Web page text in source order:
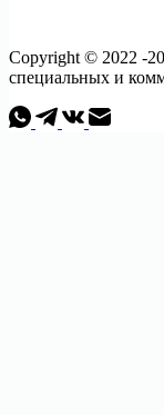
Copyright © 2022 -
специальных и